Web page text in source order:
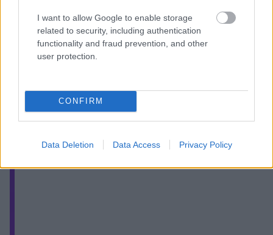
I want to allow Google to enable storage
related to security, including authentication
functionality and fraud prevention, and other
user protection.
CONFIRM
Data Deletion Data Access Privacy Policy